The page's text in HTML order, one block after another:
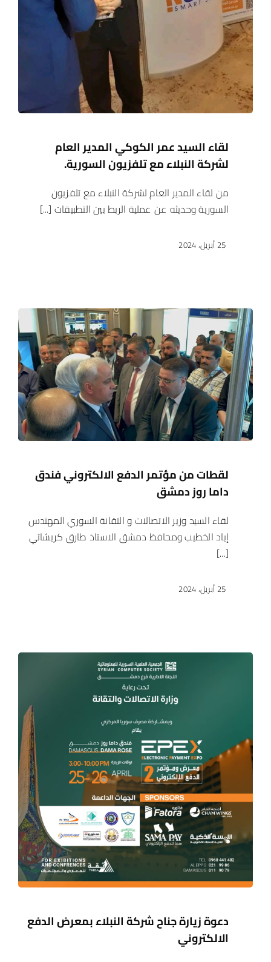
لقاء السيد عمر الكوكي المدير العام
لشركة النبلاء مع تلفزيون السورية.
من لقاء المدير العام لشركة النبلاء مع تلفزيون
السورية وحديثه عن عملية الربط بين التطبيقات [...]
25 أبريل، 2024
لقطات من مؤتمر الدفع الالكتروني فندق
داما روز دمشق
لقاء السيد وزير الاتصالات و التقانة السوري المهندس
إياد الخطيب ومحافظ دمشق الاستاذ طارق كريشاتي
[...]
25 أبريل، 2024
دعوة زيارة جناح شركة النبلاء بمعرض الدفع
الالكتروني